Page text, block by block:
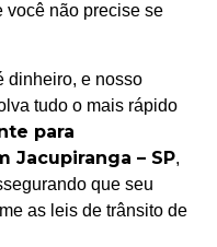
você não precise se
dinheiro, e nosso
tudo o mais rápido
para
Jacupiranga – SP,
que seu
as leis de trânsito de